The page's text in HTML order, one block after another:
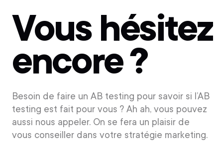
Vous hésitez
encore ?
Besoin de faire un AB testing pour savoir si l’AB
testing est fait pour vous ? Ah ah, vous pouvez
aussi nous appeler. On se fera un plaisir de
vous conseiller dans votre stratégie marketing.